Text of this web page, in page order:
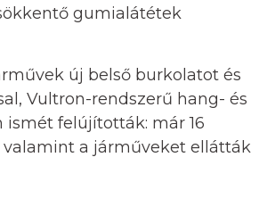
gumialátétek
új belső burkolatot és
Vultron-rendszerű hang- és
ismét felújították: már 16
valamint a járműveket ellátták